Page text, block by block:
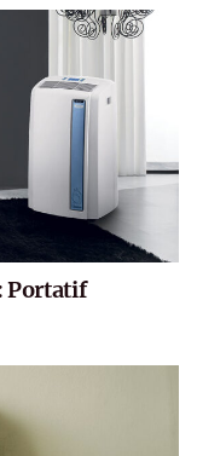
Portatif